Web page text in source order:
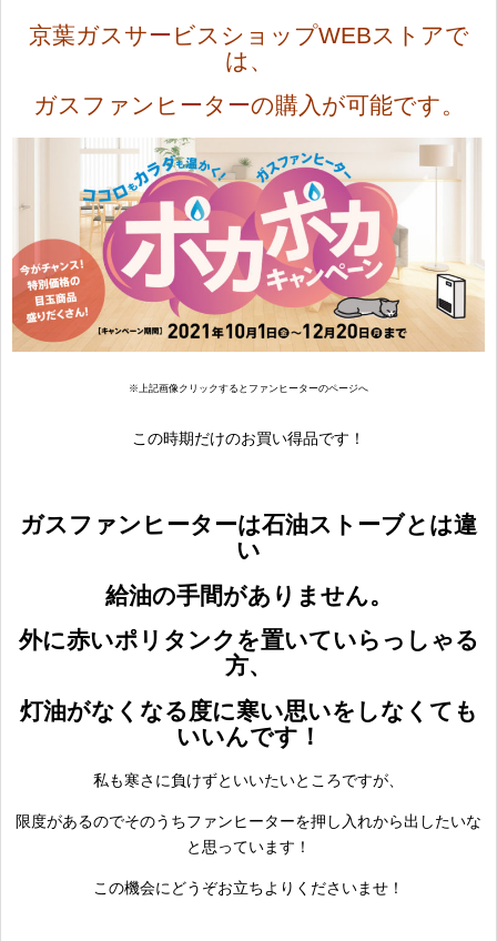
京葉ガスサービスショップWEBストアで
は、
ガスファンヒーターの購入が可能です。
※上記画像クリックするとファンヒーターのページへ
この時期だけのお買い得品です！
ガスファンヒーターは石油ストーブとは違
い
給油の手間がありません。
外に赤いポリタンクを置いていらっしゃる
方、
灯油がなくなる度に寒い思いをしなくても
いいんです！
私も寒さに負けずといいたいところですが、
限度があるのでそのうちファンヒーターを押し入れから出したいな
と思っています！
この機会にどうぞお立ちよりくださいませ！